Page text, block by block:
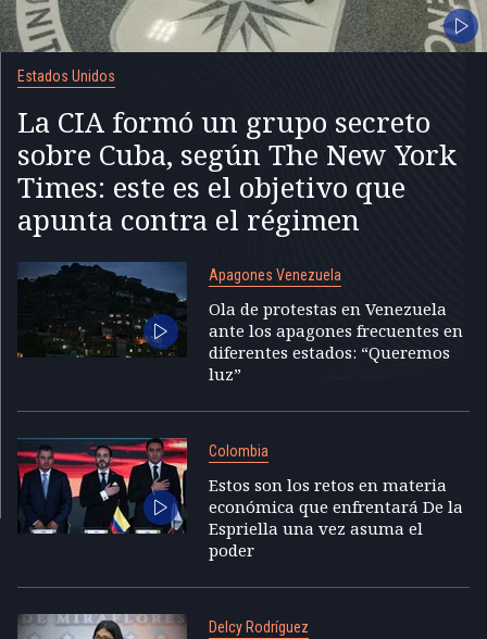
Estados Unidos
La CIA formó un grupo secreto
sobre Cuba, según The New York
Times: este es el objetivo que
apunta contra el régimen
Apagones Venezuela
Ola de protestas en Venezuela
ante los apagones frecuentes en
diferentes estados: “Queremos
luz”
Colombia
Estos son los retos en materia
económica que enfrentará De la
Espriella una vez asuma el
poder
Delcy Rodríguez